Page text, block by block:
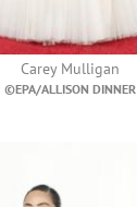
Carey Mulligan
©EPA/ALLISON DINNER